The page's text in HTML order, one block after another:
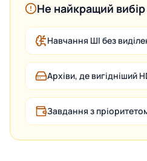
Не найкращий
Навчання ШІ без
Архіви, де вигідніший
Завдання з